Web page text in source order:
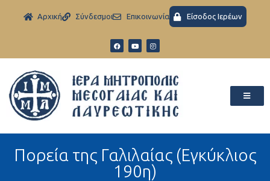
Aρχική Σύνδεσμοι Eπικοινωνία Είσοδος Ιερέων
Πορεία της Γαλιλαίας (Εγκύκλιος
190η)